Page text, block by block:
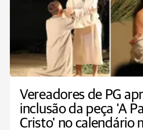
Vereadores de PG
inclusão da peça 'A
Cristo' no calendário